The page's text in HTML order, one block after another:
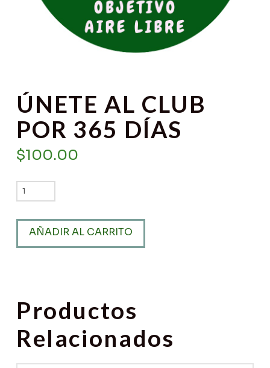
ÚNETE AL CLUB
POR 365 DÍAS
$100.00
Únete
club
por
cantidad
AÑADIR AL CARRITO
Productos
Relacionados